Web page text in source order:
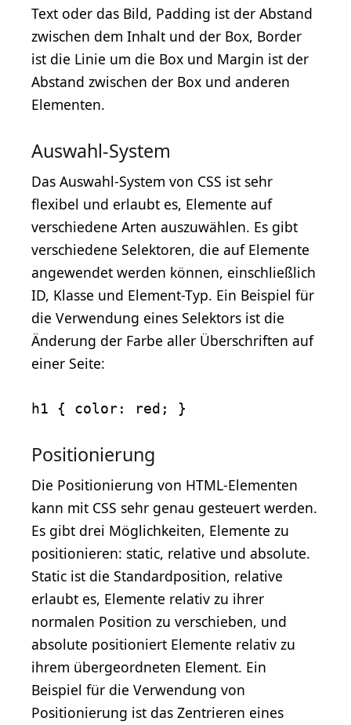
Text oder das Bild, Padding ist der Abstand
zwischen dem Inhalt und der Box, Border
ist die Linie um die Box und Margin ist der
Abstand zwischen der Box und anderen
Elementen.
Auswahl-System
Das Auswahl-System von CSS ist sehr
flexibel und erlaubt es, Elemente auf
verschiedene Arten auszuwählen. Es gibt
verschiedene Selektoren, die auf Elemente
angewendet werden können, einschließlich
ID, Klasse und Element-Typ. Ein Beispiel für
die Verwendung eines Selektors ist die
Änderung der Farbe aller Überschriften auf
einer Seite:
h1 { color: red; }
Positionierung
Die Positionierung von HTML-Elementen
kann mit CSS sehr genau gesteuert werden.
Es gibt drei Möglichkeiten, Elemente zu
positionieren: static, relative und absolute.
Static ist die Standardposition, relative
erlaubt es, Elemente relativ zu ihrer
normalen Position zu verschieben, und
absolute positioniert Elemente relativ zu
ihrem übergeordneten Element. Ein
Beispiel für die Verwendung von
Positionierung ist das Zentrieren eines